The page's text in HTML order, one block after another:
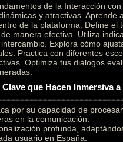
de la Interacción
y atractivas. Aprende
de la plataforma. Define el
manera efectiva. Utiliza
Explora cómo
Practica con diferentes
Optimiza tus diálogos
que Hacen Inmersiva
por su capacidad de
en la comunicación.
profunda,
usuario en España.